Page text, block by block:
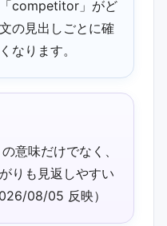
：「competitor
しポイントを更
：competitor・
る箇所を見つけ
：否定文・助動
いよう説明の流
competitor」がど
の見出しごとに確
なります。
意味だけでなく、
りも見返しやすい
08/05 反映）